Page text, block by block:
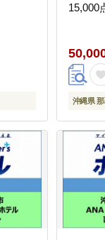
15,000
沖縄県